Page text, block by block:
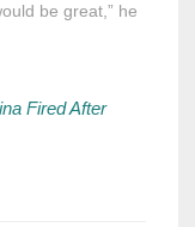
be great,” he
Fired After